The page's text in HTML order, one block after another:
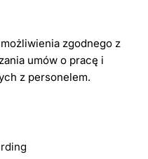
zgodnego z
umów o pracę i
z personelem.